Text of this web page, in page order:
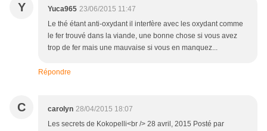
Y Yuca965 23/06/2015 11:47
Le thé étant anti-oxydant il interfère avec les oxydant comme
le fer trouvé dans la viande, une bonne chose si vous avez
trop de fer mais une mauvaise si vous en manquez...
Répondre
C carolyn 28/04/2015 18:07
Les secrets de Kokopelli<br /> 28 avril, 2015 Posté par